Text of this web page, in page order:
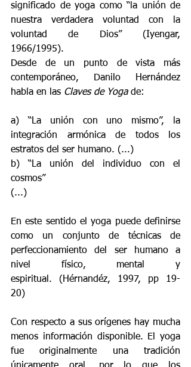
significado de yoga como “la unión de
nuestra verdadera voluntad con la
voluntad de Dios” (Iyengar,
1966/1995).
Desde de un punto de vista más
contemporáneo, Danilo Hernández
habla en las Claves de Yoga de:
a) “La unión con uno mismo”, la
integración armónica de todos los
estratos del ser humano. (...)
b) “La unión del individuo con el
cosmos”
(...)
En este sentido el yoga puede definirse
como un conjunto de técnicas de
perfeccionamiento del ser humano a
nivel físico, mental y
espiritual. (Hérnandéz, 1997, pp 19-
20)
Con respecto a sus orígenes hay mucha
menos información disponible. El yoga
fue originalmente una tradición